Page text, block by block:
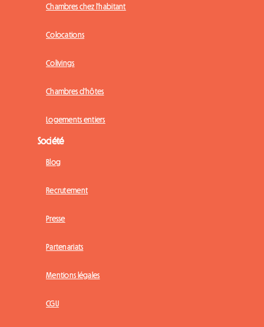
Chambres chez l'habitant
Colocations
Colivings
Chambres d'hôtes
Logements entiers
Société
Blog
Recrutement
Presse
Partenariats
Mentions légales
CGU